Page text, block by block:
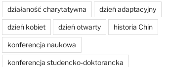
działaność charytatywna dzień adaptacyjny
dzień kobiet dzień otwarty historia Chin
konferencja naukowa
konferencja studencko-doktorancka